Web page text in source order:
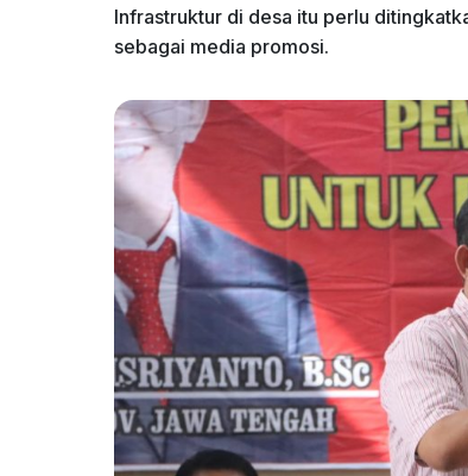
Infrastruktur di desa itu perlu
sebagai media promosi.